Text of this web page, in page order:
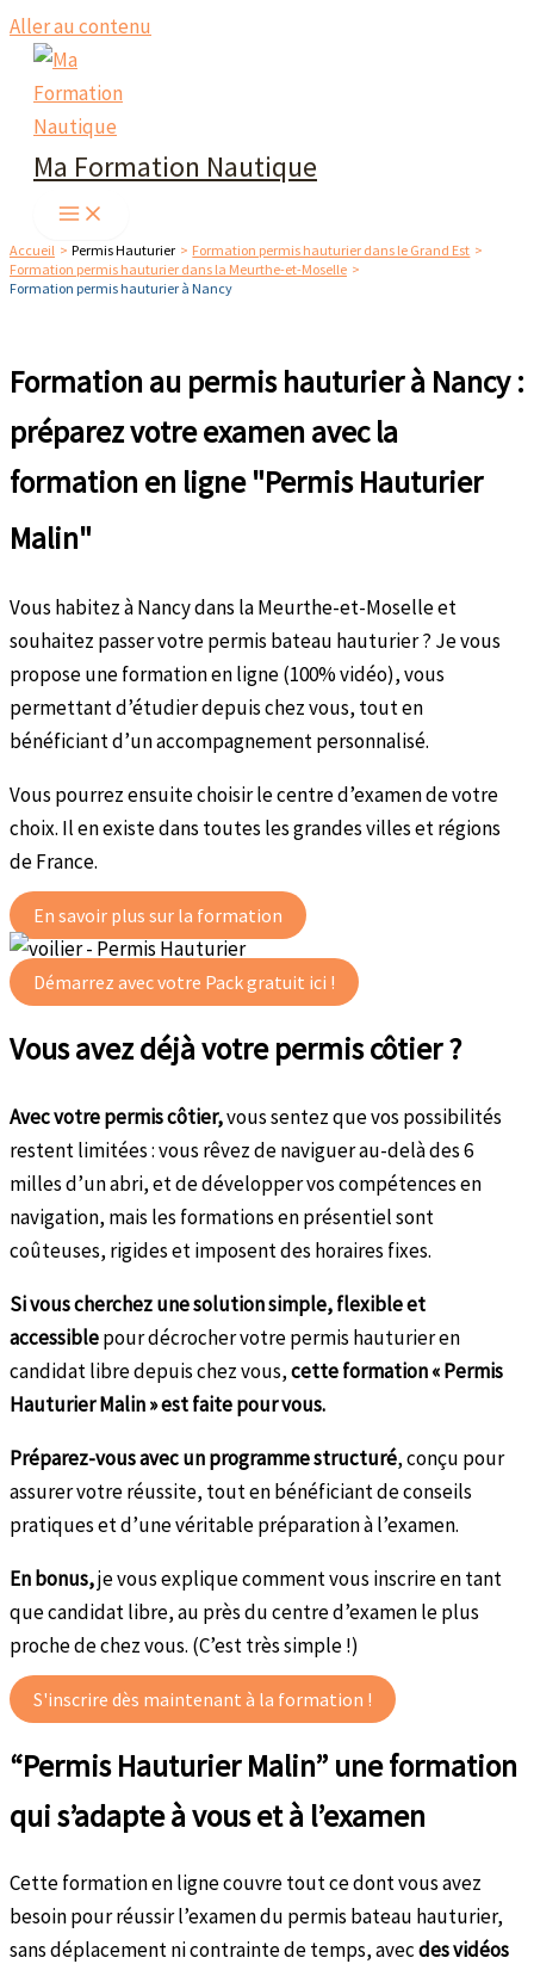
Aller au contenu
Ma Formation Nautique
Accueil Permis Hauturier
Formation permis hauturier dans le Grand Est
Formation permis hauturier dans la Meurthe-et-Moselle
Formation permis hauturier à Nancy
Formation au permis hauturier à Nancy :
préparez votre examen avec la
formation en ligne "Permis Hauturier
Malin"
Vous habitez à Nancy dans la Meurthe-et-Moselle et
souhaitez passer votre permis bateau hauturier ? Je vous
propose une formation en ligne (100% vidéo), vous
permettant d’étudier depuis chez vous, tout en
bénéficiant d’un accompagnement personnalisé.
Vous pourrez ensuite choisir le centre d’examen de votre
choix. Il en existe dans toutes les grandes villes et régions
de France.
En savoir plus sur la formation
Démarrez avec votre Pack gratuit ici !
Vous avez déjà votre permis côtier ?
Avec votre permis côtier,vous sentez que vos possibilités
restent limitées : vous rêvez de naviguer au-delà des 6
milles d’un abri, et de développer vos compétences en
navigation, mais les formations en présentiel sont
coûteuses, rigides et imposent des horaires fixes.
Si vous cherchez une solutionsimple, flexible et
accessiblepour décrocher votre permis hauturier en
candidat libre depuis chez vous,cette formation « Permis
Hauturier Malin » est faite pour vous.
Préparez-vous avec un programme structuré, conçu pour
assurer votre réussite, tout en bénéficiant de conseils
pratiques et d’une véritable préparation à l’examen.
En bonus,je vous explique comment vous inscrire en tant
que candidat libre, au près du centre d’examen le plus
proche de chez vous. (C’est très simple !)
S'inscrire dès maintenant à la formation !
“Permis Hauturier Malin” une formation
qui s’adapte à vous et à l’examen
Cette formation en ligne couvre tout ce dont vous avez
besoin pour réussir l’examen du permis bateau hauturier,
sans déplacement ni contrainte de temps, avecdes vidéos